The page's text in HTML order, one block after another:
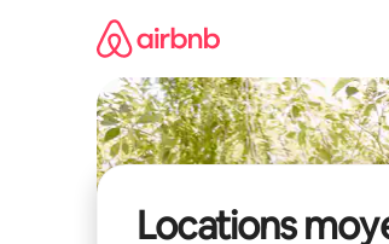
Locations